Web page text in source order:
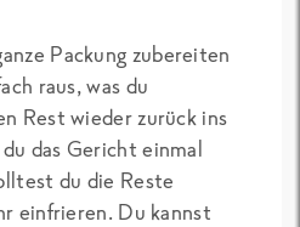
Packung zubereiten
raus, was du
Rest wieder zurück ins
das Gericht einmal
du die Reste
einfrieren. Du kannst